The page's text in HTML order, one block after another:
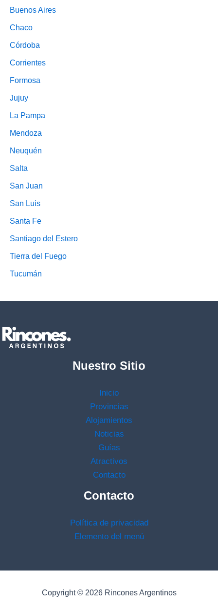
Buenos Aires
Chaco
Córdoba
Corrientes
Formosa
Jujuy
La Pampa
Mendoza
Neuquén
Salta
San Juan
San Luis
Santa Fe
Santiago del Estero
Tierra del Fuego
Tucumán
Nuestro Sitio
Inicio
Provincias
Alojamientos
Noticias
Guías
Atractivos
Contacto
Contacto
Política de privacidad
Elemento del menú
Copyright © 2026 Rincones Argentinos